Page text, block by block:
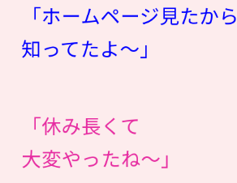
「ホームページ見たから
知ってたよ〜」
「休み長くて
大変やったね〜」